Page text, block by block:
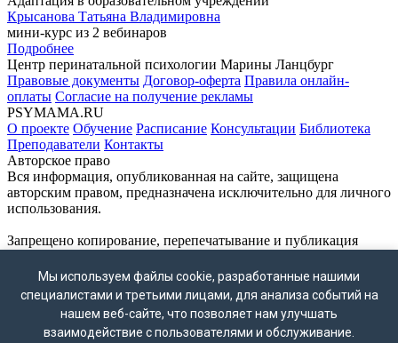
Крысанова Татьяна Владимировна
мини-курс из 2 вебинаров
Подробнее
Центр перинатальной психологии Марины Ланцбург
Правовые документы Договор-оферта Правила онлайн-
оплаты Согласие на получение рекламы
PSYMAMA.RU
О проекте Обучение Расписание Консультации Библиотека
Преподаватели Контакты
Авторское право
Вся информация, опубликованная на сайте, защищена
авторским правом, предназначена исключительно для личного
использования.
Запрещено копирование, перепечатывание и публикация
ВНИМАНИЕ!
Мессенджер WhatsApp принадлежат компании Meta Platforms
Inc., деятельность которой признана экстремистской и
запрещена на территории России.
Контакты
Мы используем файлы cookie, разработанные нашими
специалистами и третьими лицами, для анализа событий на
нашем веб-сайте, что позволяет нам улучшать
взаимодействие с пользователями и обслуживание.